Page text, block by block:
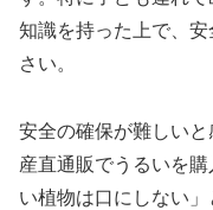
知識を持った上で、
さい。
安全の確保が難しいと
産直通販でうるいを
い植物は口にしない